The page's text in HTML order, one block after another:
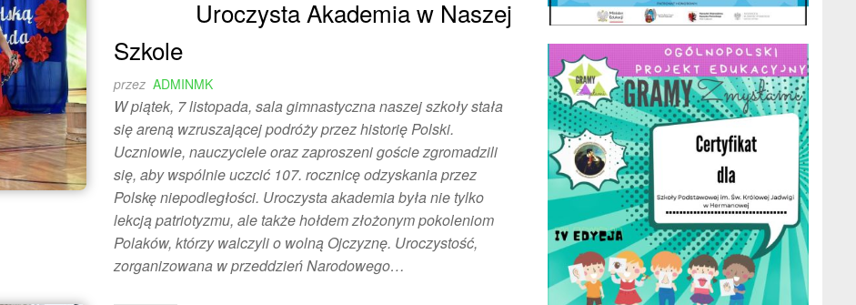
Uroczysta Akademia w Naszej
Szkole
przez ADMINMK
W piątek, 7 listopada, sala gimnastyczna naszej szkoły stała
się areną wzruszającej podróży przez historię Polski.
Uczniowie, nauczyciele oraz zaproszeni goście zgromadzili
się, aby wspólnie uczcić 107. rocznicę odzyskania przez
Polskę niepodległości. Uroczysta akademia była nie tylko
lekcją patriotyzmu, ale także hołdem złożonym pokoleniom
Polaków, którzy walczyli o wolną Ojczyznę. Uroczystość,
zorganizowana w przeddzień Narodowego…